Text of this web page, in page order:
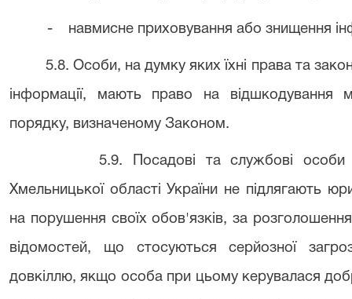
- навмисне приховування або знищення
5.8. Особи, на думку яких їхні права та
інформації, мають право на відшкодування
порядку, визначеному Законом.
5.9. Посадові та службові особи
Хмельницької області України не підлягають
на порушення своїх обов'язків, за
відомостей, що стосуються серйозної
довкіллю, якщо особа при цьому керувалася